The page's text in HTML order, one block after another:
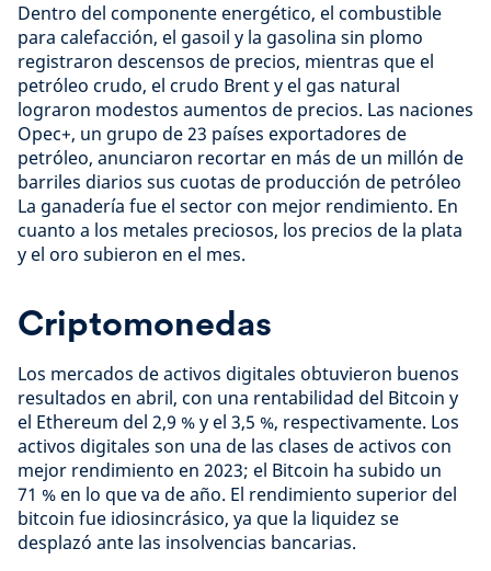
Dentro del componente energético, el combustible
para calefacción, el gasoil y la gasolina sin plomo
registraron descensos de precios, mientras que el
petróleo crudo, el crudo Brent y el gas natural
lograron modestos aumentos de precios. Las naciones
Opec+, un grupo de 23 países exportadores de
petróleo, anunciaron recortar en más de un millón de
barriles diarios sus cuotas de producción de petróleo
La ganadería fue el sector con mejor rendimiento. En
cuanto a los metales preciosos, los precios de la plata
y el oro subieron en el mes.
Criptomonedas
Los mercados de activos digitales obtuvieron buenos
resultados en abril, con una rentabilidad del Bitcoin y
el Ethereum del 2,9 % y el 3,5 %, respectivamente. Los
activos digitales son una de las clases de activos con
mejor rendimiento en 2023; el Bitcoin ha subido un
71 % en lo que va de año. El rendimiento superior del
bitcoin fue idiosincrásico, ya que la liquidez se
desplazó ante las insolvencias bancarias.